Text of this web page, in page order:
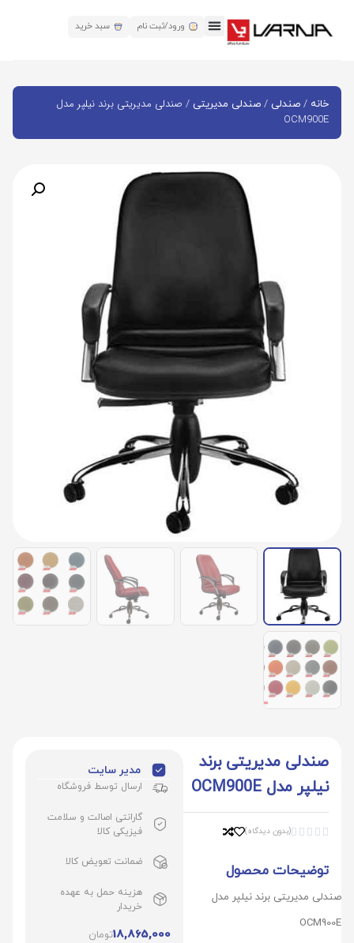
ورود/ثبت نام سبد خرید
خانه / صندلی / صندلی مدیریتی / صندلی مدیریتی برند نیلپر مدل
OCM900E
صندلی مدیریتی برند
نیلپر مدل OCM900E




(بدون دیدگاه)
توضیحات محصول
صندلی مدیریتی برند نیلپر مدل
OCM900E
مدیر سایت
ارسال توسط فروشگاه
گارانتی اصالت و سلامت
فیزیکی کالا
ضمانت تعویض کالا
هزینه حمل به عهده
خریدار
18,865,000تومان